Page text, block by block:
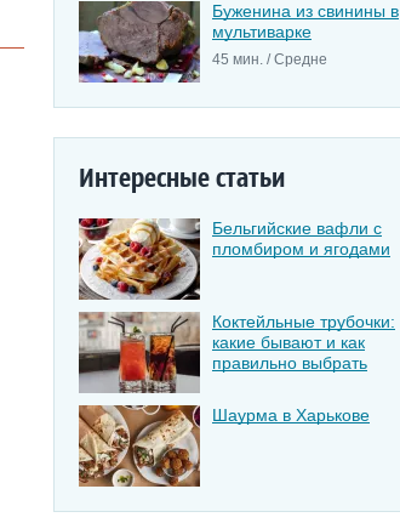
Буженина из свинины в
мультиварке
45 мин. / Средне
Интересные статьи
Бельгийские вафли с
пломбиром и ягодами
Коктейльные трубочки:
какие бывают и как
правильно выбрать
Шаурма в Харькове